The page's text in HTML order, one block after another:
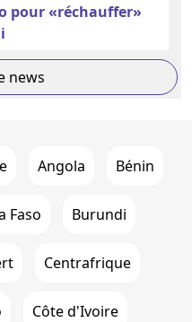
pour «réchauffer»
news
Angola Bénin
Faso Burundi
Centrafrique
Côte d'Ivoire